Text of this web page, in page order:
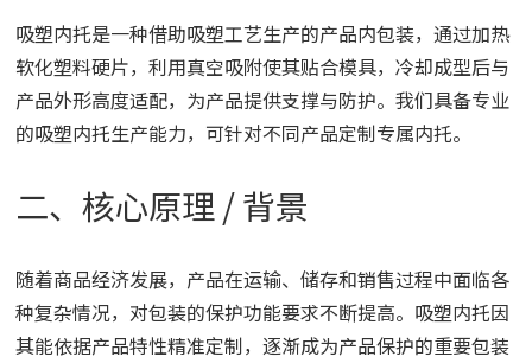
吸塑内托是一种借助吸塑工艺生产的产品内包装，通过加热
软化塑料硬片，利用真空吸附使其贴合模具，冷却成型后与
产品外形高度适配，为产品提供支撑与防护。我们具备专业
的吸塑内托生产能力，可针对不同产品定制专属内托。
二、核心原理 / 背景
随着商品经济发展，产品在运输、储存和销售过程中面临各
种复杂情况，对包装的保护功能要求不断提高。吸塑内托因
其能依据产品特性精准定制，逐渐成为产品保护的重要包装